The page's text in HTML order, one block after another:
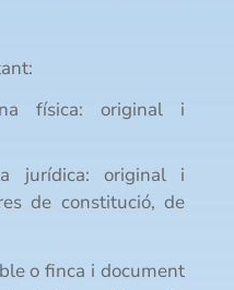
física: original i
jurídica: original i
de constitució, de
o finca i document